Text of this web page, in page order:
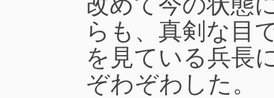
らも、真剣な目
を見ている兵長
ぞわぞわした。